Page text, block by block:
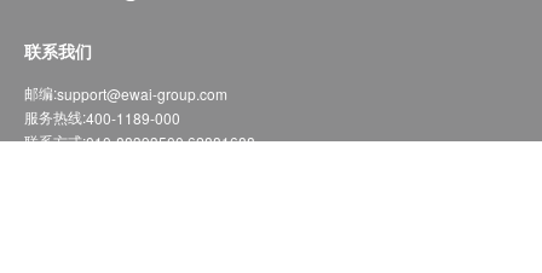
联系我们
邮编:support@ewai-group.com
服务热线:400-1189-000
联系方式:010-88393500 62881688